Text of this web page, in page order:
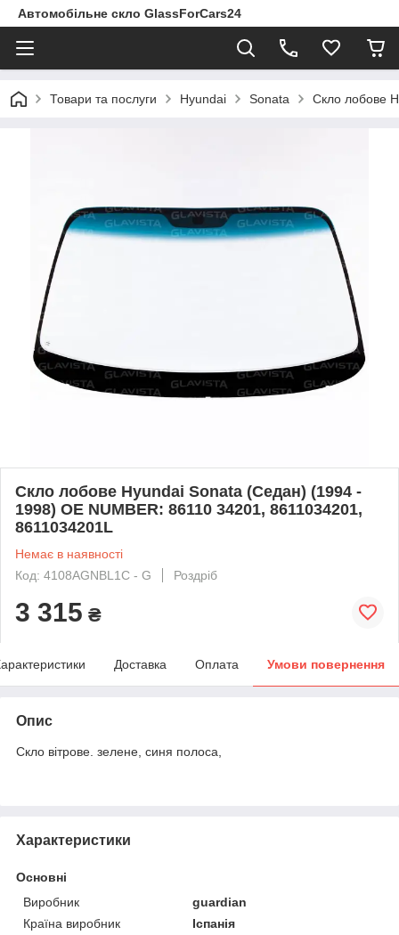
Автомобільне скло GlassForCars24
Товари та послуги Hyundai Sonata Скло лобове
Скло лобове Hyundai Sonata (Седан) (1994 -
1998) OE NUMBER: 86110 34201, 8611034201,
8611034201L
Немає в наявності
Код: 4108AGNBL1C - G
Роздріб
3 315 ₴
Доставка Оплата Умови повернення
Опис
Скло вітрове. зелене, синя полоса,
Характеристики
Основні
Виробник
guardian
Країна виробник
Іспанія